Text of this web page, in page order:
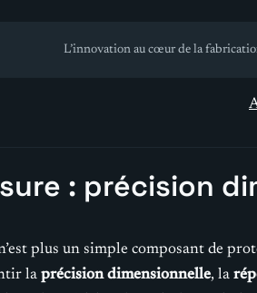
L’innovation au cœur de la
: précision
plus un simple composant de
la précision dimensionnelle, la